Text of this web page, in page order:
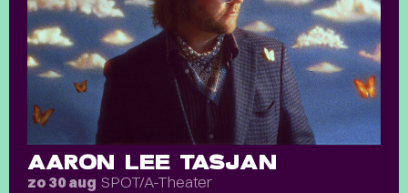
AARON LEE TASJAN
zo 30 aug SPOT/A-Theater